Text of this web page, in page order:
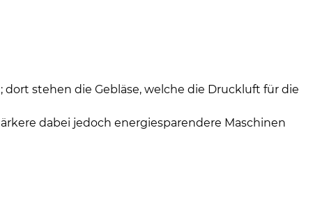
stehen die Gebläse, welche die Druckluft für die
dabei jedoch energiesparendere Maschinen